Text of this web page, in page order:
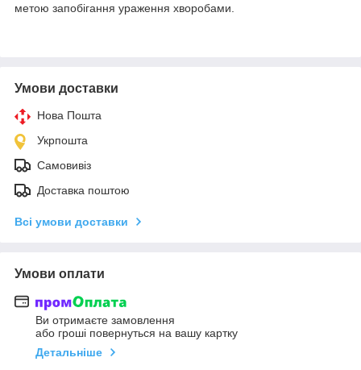
метою запобігання ураження хворобами.
Умови доставки
Нова Пошта
Укрпошта
Самовивіз
Доставка поштою
Всі умови доставки
Умови оплати
Ви отримаєте замовлення
або гроші повернуться на вашу картку
Детальніше